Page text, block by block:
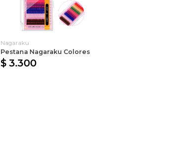
Nagaraku
Pestana Nagaraku Colores
$ 3.300